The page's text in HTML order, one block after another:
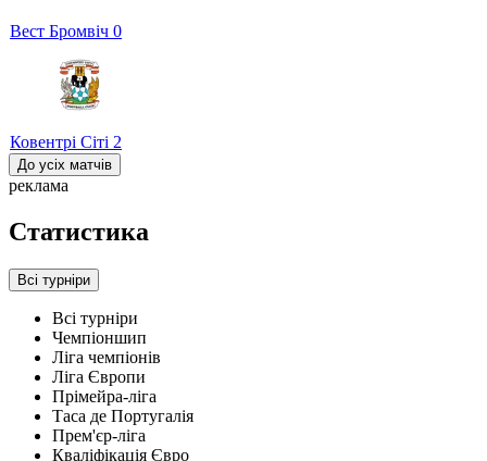
Вест Бромвіч 0
Ковентрі Сіті 2
До усіх матчів
реклама
Статистика
Всі турніри
Всі турніри
Чемпіоншип
Ліга чемпіонів
Ліга Європи
Прімейра-ліга
Таса де Португалія
Прем'єр-ліга
Кваліфікація Євро